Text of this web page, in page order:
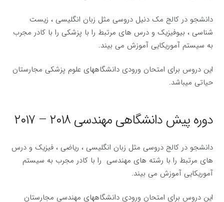
دانشجو در کالج مک دنیل دروسی مثل زبان انگلیسی ، زیست
شناسی ، بیوفیزیک و درس های مرتبط را با پزشکی را با کادر مجرب
به سیستم آموریکایی آموزش می بیند.
این دروس برای امتحان ورودی دانشگاههای علوم پزشکی مجارستان
حیاتی میباشد.
دوره پیش دانشگاهی مهندسی ۲۰۱۸ – ۲۰۱۷
دانشجو در کالج دروسی مثل زبان انگلیسی ، ریاضی ، فیزیک و درس
های مرتبط را با رشته های مهندسی را با کادر مجرب به سیستم
آموریکایی آموزش می بیند.
این دروس برای امتحان ورودی دانشگاههای مهندسی مجارستان